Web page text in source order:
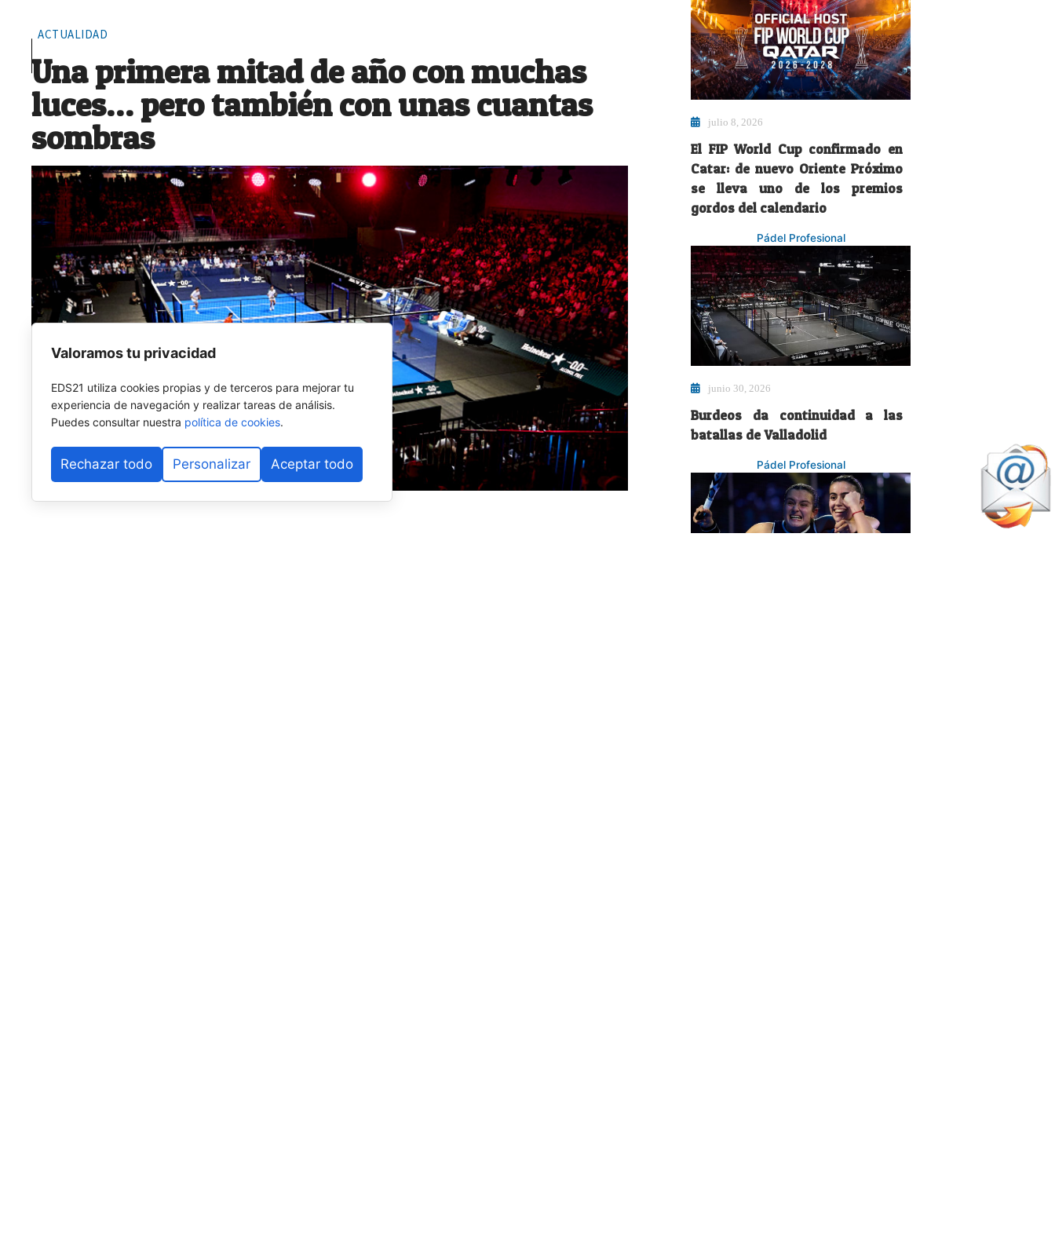
ACTUALIDAD
Una primera mitad de año con muchas
luces… pero también con unas cuantas
sombras
julio 8, 2026
El FIP World Cup confirmado en
Catar: de nuevo Oriente Próximo
se lleva uno de los premios
gordos del calendario
Pádel Profesional
junio 30, 2026
Burdeos da continuidad a las
batallas de Valladolid
Pádel Profesional
Valoramos tu privacidad
EDS21 utiliza cookies propias y de terceros para mejorar tu
experiencia de navegación y realizar tareas de análisis.
Puedes consultar nuestra política de cookies.
Rechazar todo Personalizar Aceptar todo